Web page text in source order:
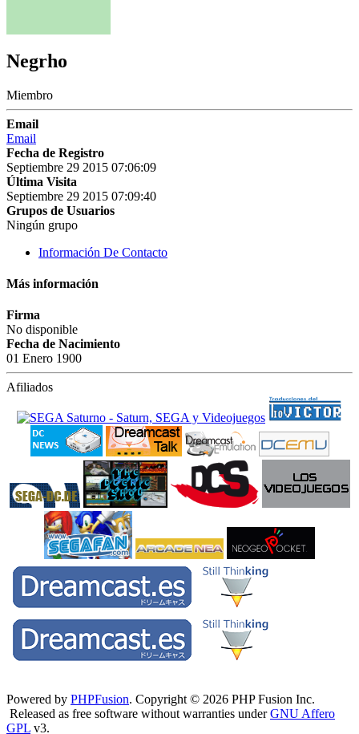
Negrho
Miembro
Email
Email
Fecha de Registro
Septiembre 29 2015 07:06:09
Última Visita
Septiembre 29 2015 07:09:40
Grupos de Usuarios
Ningún grupo
Información De Contacto
Más información
Firma
No disponible
Fecha de Nacimiento
01 Enero 1900
Afiliados
Powered by PHPFusion. Copyright © 2026 PHP Fusion Inc.
Released as free software without warranties underGNU Affero
GPL v3.